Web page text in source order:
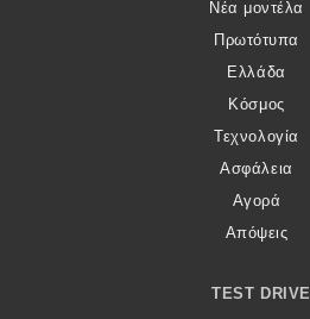
Νέα μοντέλα
Πρωτότυπα
Ελλάδα
Κόσμος
Τεχνολογία
Ασφάλεια
Αγορά
Απόψεις
TEST DRIVE